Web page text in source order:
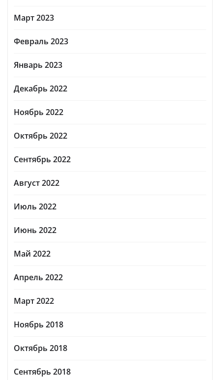
Март 2023
Февраль 2023
Январь 2023
Декабрь 2022
Ноябрь 2022
Октябрь 2022
Сентябрь 2022
Август 2022
Июль 2022
Июнь 2022
Май 2022
Апрель 2022
Март 2022
Ноябрь 2018
Октябрь 2018
Сентябрь 2018